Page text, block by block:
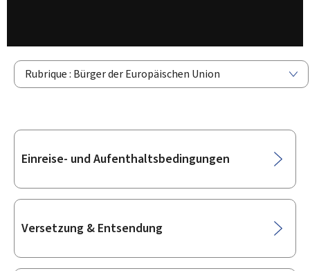
Rubrique : Bürger der Europäischen Union
Unterrubriken
Einreise- und Aufenthaltsbedingungen
Versetzung & Entsendung